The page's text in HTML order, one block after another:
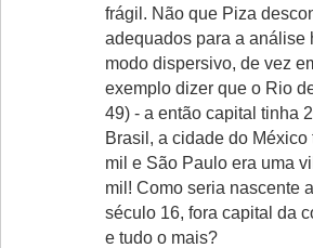
frágil. Não que Piza
adequados para a análise
modo dispersivo, de vez
exemplo dizer que o Rio
49) - a então capital tinha
Brasil, a cidade do
mil e São Paulo era uma
mil! Como seria nascente
século 16, fora capital da
e tudo o mais?